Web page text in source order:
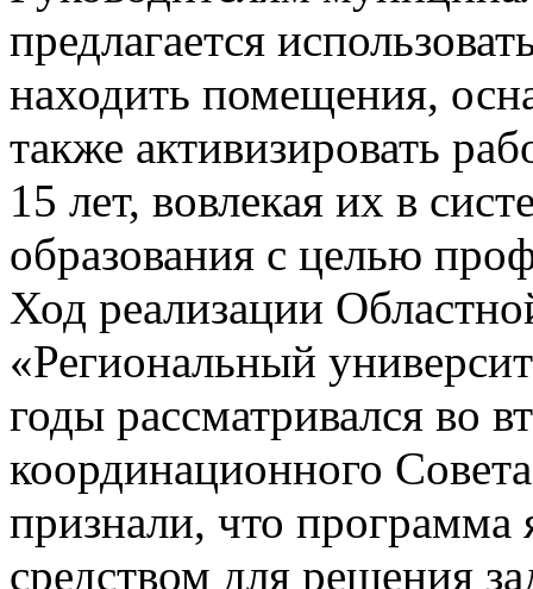
предлагается
находить помещения,
также активизировать
15 лет, вовлекая их в
образования с целью
Ход реализации
«Региональный
годы рассматривался во
координационного
признали, что программа
средством для решения